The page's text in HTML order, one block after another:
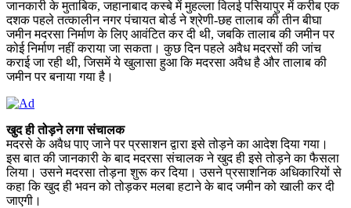
जानकारी के मुताबिक, जहानाबाद कस्बे में मुहल्ला विलई पसियापुर में करीब एक
दशक पहले तत्कालीन नगर पंचायत बोर्ड ने श्रेणी-छह तालाब की तीन बीघा
जमीन मदरसा निर्माण के लिए आवंटित कर दी थी, जबकि तालाब की जमीन पर
कोई निर्माण नहीं कराया जा सकता। कुछ दिन पहले अवैध मदरसों की जांच
कराई जा रही थी, जिसमें ये खुलासा हुआ कि मदरसा अवैध है और तालाब की
जमीन पर बनाया गया है।
खुद ही तोड़ने लगा संचालक
मदरसे के अवैध पाए जाने पर प्रसाशन द्वारा इसे तोड़ने का आदेश दिया गया।
इस बात की जानकारी के बाद मदरसा संचालक ने खुद ही इसे तोड़ने का फैसला
लिया। उसने मदरसा तोड़ना शुरू कर दिया। उसने प्रसाशनिक अधिकारियों से
कहा कि खुद ही भवन को तोड़कर मलबा हटाने के बाद जमीन को खाली कर दी
जाएगी।